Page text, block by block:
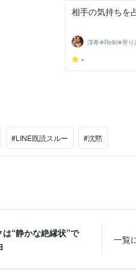
相手の気持ちを
-
#LINE既読スルー #沈黙
は“静かな絶縁状”で
一覧